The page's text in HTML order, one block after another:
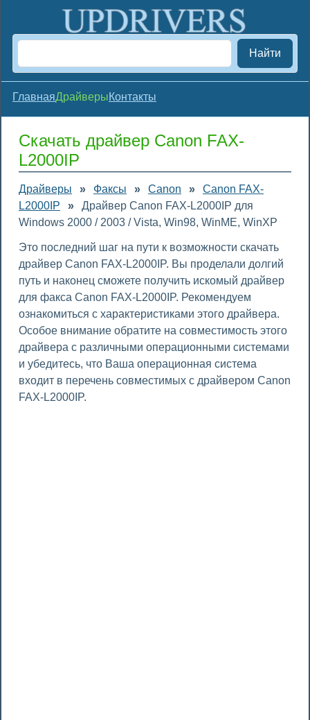
Найти
ГлавнаяДрайверыКонтакты
Скачать драйвер Canon FAX-
L2000IP
Драйверы » Факсы » Canon »
Canon FAX-
L2000IP
»
Драйвер Canon FAX-L2000IP для
Windows 2000 / 2003 / Vista, Win98, WinME, WinXP
Это последний шаг на пути к возможности скачать
драйвер Canon FAX-L2000IP. Вы проделали долгий
путь и наконец сможете получить искомый драйвер
для факса Canon FAX-L2000IP. Рекомендуем
ознакомиться с характеристиками этого драйвера.
Особое внимание обратите на совместимость этого
драйвера с различными операционными системами
и убедитесь, что Ваша операционная система
входит в перечень совместимых с драйвером Canon
FAX-L2000IP.